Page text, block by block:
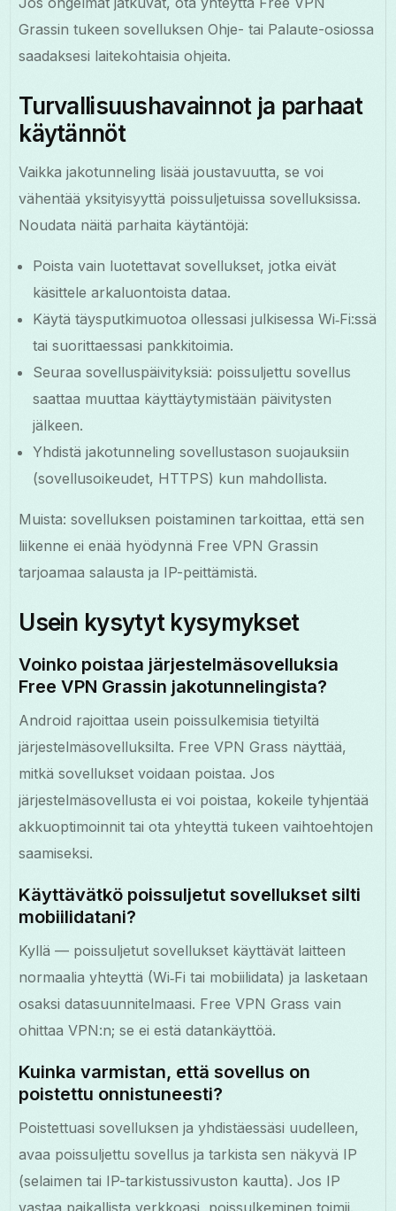
Grassin tukeen sovelluksen Ohje- tai Palaute-osiossa
saadaksesi laitekohtaisia ohjeita.
Turvallisuushavainnot ja parhaat
käytännöt
Vaikka jakotunneling lisää joustavuutta, se voi
vähentää yksityisyyttä poissuljetuissa sovelluksissa.
Noudata näitä parhaita käytäntöjä:
Poista vain luotettavat sovellukset, jotka eivät
käsittele arkaluontoista dataa.
Käytä täysputkimuotoa ollessasi julkisessa Wi‑Fi:ssä
tai suorittaessasi pankkitoimia.
Seuraa sovelluspäivityksiä: poissuljettu sovellus
saattaa muuttaa käyttäytymistään päivitysten
jälkeen.
Yhdistä jakotunneling sovellustason suojauksiin
(sovellusoikeudet, HTTPS) kun mahdollista.
Muista: sovelluksen poistaminen tarkoittaa, että sen
liikenne ei enää hyödynnä Free VPN Grassin
tarjoamaa salausta ja IP-peittämistä.
Usein kysytyt kysymykset
Voinko poistaa järjestelmäsovelluksia
Free VPN Grassin jakotunnelingista?
Android rajoittaa usein poissulkemisia tietyiltä
järjestelmäsovelluksilta. Free VPN Grass näyttää,
mitkä sovellukset voidaan poistaa. Jos
järjestelmäsovellusta ei voi poistaa, kokeile tyhjentää
akkuoptimoinnit tai ota yhteyttä tukeen vaihtoehtojen
saamiseksi.
Käyttävätkö poissuljetut sovellukset silti
mobiilidatani?
Kyllä — poissuljetut sovellukset käyttävät laitteen
normaalia yhteyttä (Wi‑Fi tai mobiilidata) ja lasketaan
osaksi datasuunnitelmaasi. Free VPN Grass vain
ohittaa VPN:n; se ei estä datankäyttöä.
Kuinka varmistan, että sovellus on
poistettu onnistuneesti?
Poistettuasi sovelluksen ja yhdistäessäsi uudelleen,
avaa poissuljettu sovellus ja tarkista sen näkyvä IP
(selaimen tai IP-tarkistussivuston kautta). Jos IP
vastaa paikallista verkkoasi, poissulkeminen toimii.